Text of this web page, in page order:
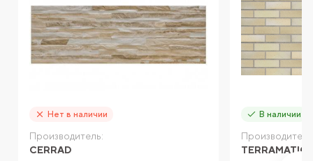
Нет в наличии
Производитель:
CERRAD
В наличии
TERRAMATIC